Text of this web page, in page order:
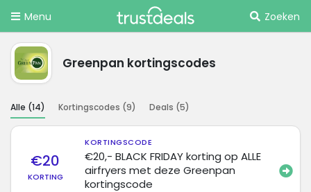
Menu Zoeken
Greenpan kortingscodes
Alle (14) Kortingscodes (9) Deals (5)
€20
KORTING
KORTINGSCODE
€20,- BLACK FRIDAY korting op ALLE
airfryers met deze Greenpan
kortingscode